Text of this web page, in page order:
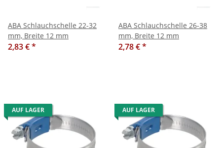
ABA Schlauchschelle 22-32
mm, Breite 12 mm
2,83 €*
ABA Schlauchschelle 26-38
mm, Breite 12 mm
2,78 €*
AUF LAGER AUF LAGER